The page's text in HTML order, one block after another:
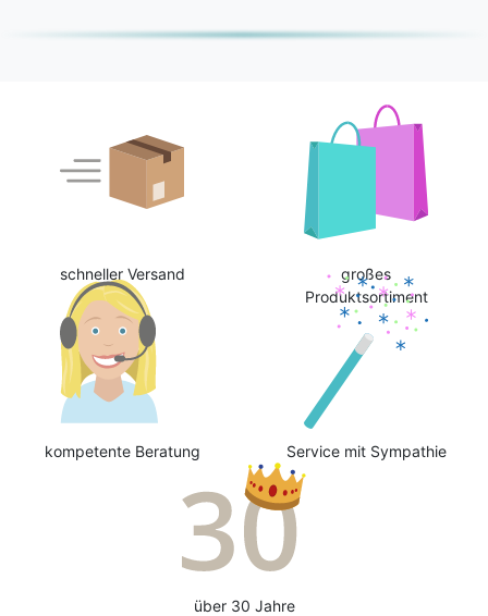
schneller Versand
großes
Produktsortiment
kompetente Beratung Service mit Sympathie
über 30 Jahre